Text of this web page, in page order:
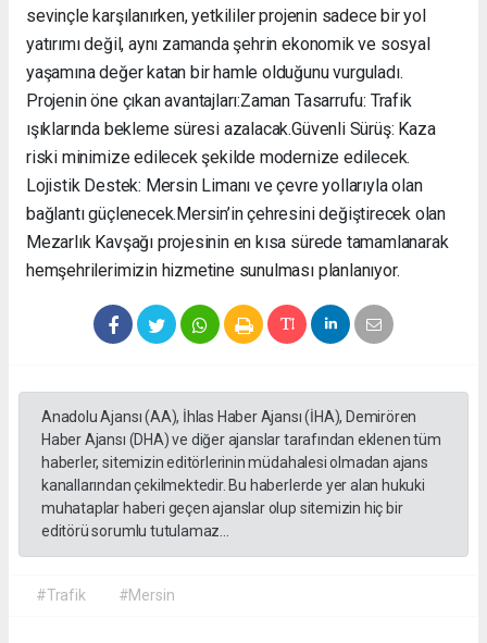
sevinçle karşılanırken, yetkililer projenin sadece bir yol
yatırımı değil, aynı zamanda şehrin ekonomik ve sosyal
yaşamına değer katan bir hamle olduğunu vurguladı. ​
Projenin öne çıkan avantajları: ​Zaman Tasarrufu: Trafik
ışıklarında bekleme süresi azalacak. ​Güvenli Sürüş: Kaza
riski minimize edilecek şekilde modernize edilecek. ​
Lojistik Destek: Mersin Limanı ve çevre yollarıyla olan
bağlantı güçlenecek. ​Mersin’in çehresini değiştirecek olan
Mezarlık Kavşağı projesinin en kısa sürede tamamlanarak
hemşehrilerimizin hizmetine sunulması planlanıyor.
Anadolu Ajansı (AA), İhlas Haber Ajansı (İHA), Demirören
Haber Ajansı (DHA) ve diğer ajanslar tarafından eklenen tüm
haberler, sitemizin editörlerinin müdahalesi olmadan ajans
kanallarından çekilmektedir. Bu haberlerde yer alan hukuki
muhataplar haberi geçen ajanslar olup sitemizin hiç bir
editörü sorumlu tutulamaz...
#Trafik #Mersin